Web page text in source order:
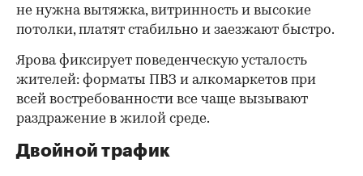
не нужна вытяжка, витринность и высокие
потолки, платят стабильно и заезжают быстро.
Ярова фиксирует поведенческую усталость
жителей: форматы ПВЗ и алкомаркетов при
всей востребованности все чаще вызывают
раздражение в жилой среде.
Двойной трафик